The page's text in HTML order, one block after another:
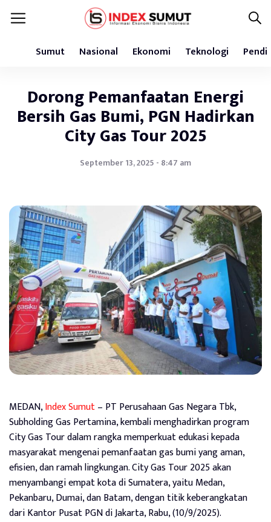
Sumut Nasional Ekonomi Teknologi
Dorong Pemanfaatan Energi
Bersih Gas Bumi, PGN Hadirkan
City Gas Tour 2025
September 13, 2025 - 8:47 am
MEDAN,Index Sumut– PT Perusahaan Gas Negara Tbk,
Subholding Gas Pertamina, kembali menghadirkan program
City Gas Tour dalam rangka memperkuat edukasi kepada
masyarakat mengenai pemanfaatan gas bumi yang aman,
efisien, dan ramah lingkungan. City Gas Tour 2025 akan
menyambangi empat kota di Sumatera, yaitu Medan,
Pekanbaru, Dumai, dan Batam, dengan titik keberangkatan
dari Kantor Pusat PGN di Jakarta, Rabu, (10/9/2025).